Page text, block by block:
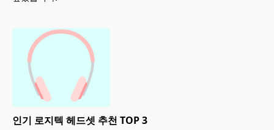
인기 로지텍 헤드셋 추천 TOP 3